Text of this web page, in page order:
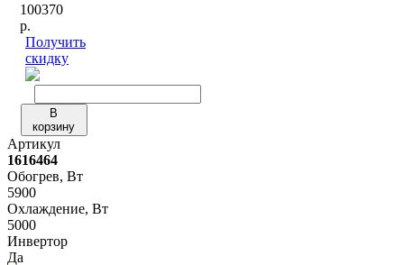
100370
р.
Получить
скидку
В
корзину
Артикул
1616464
Обогрев, Вт
5900
Охлаждение, Вт
5000
Инвертор
Да